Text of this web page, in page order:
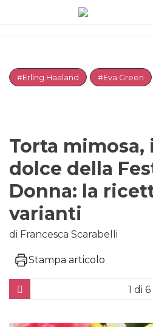
#Erling Haaland #Eva Green
Torta mimosa,
dolce della
Donna: la
varianti
di Francesca Scarabelli
Stampa articolo
1 di 6